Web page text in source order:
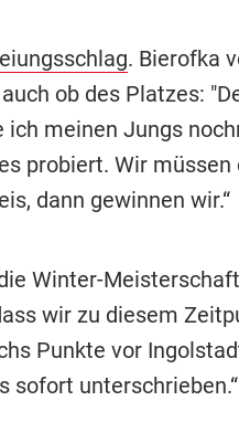
. Bierofka
ob des Platzes:
ich meinen Jungs
probiert. Wir müssen
dann gewinnen wir.“
Winter-
wir zu diesem
Punkte vor
sofort unterschrieben.“